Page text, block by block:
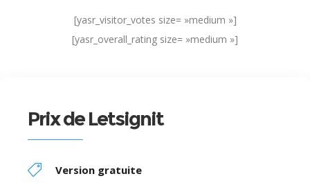
[yasr_visitor_votes size= »medium »]
[yasr_overall_rating size= »medium »]
Prix de Letsignit
Version gratuite